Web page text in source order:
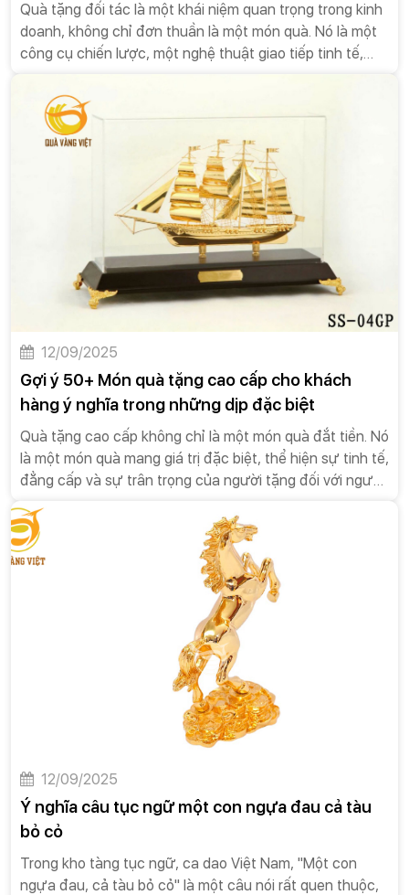
Quà tặng đối tác là một khái niệm quan trọng trong kinh
doanh, không chỉ đơn thuần là một món quà. Nó là một
công cụ chiến lược, một nghệ thuật giao tiếp tinh tế,
các mối quan hệ bền vững.Quà tặng đối tác không phải
là một hành động bắt buộc, nhưng nó mang lại nhiều giá
trị vượt trội, góp phần tạo nên sự thành công lâu dài
12/09/2025
Gợi ý 50+ Món quà tặng cao cấp cho khách
hàng ý nghĩa trong những dịp đặc biệt
Quà tặng cao cấp không chỉ là một món quà đắt tiền. Nó
là một món quà mang giá trị đặc biệt, thể hiện sự tinh tế,
đẳng cấp và sự trân trọng của người tặng đối với người
thành một phần không thể thiếu trong các mối quan hệ,
từ công việc đến đời sống cá nhân. Quà tặng không chỉ
là một hành động tri ân, mà còn là một phương thức
giao tiếp tinh tế, một công cụ để xây dựng và củng cố
các mối quan hệ. Trong số đó, quà tặng cao cấp đóng
một vai trò đặc biệt quan trọng. Nó không chỉ đơn thuần
là một món quà đắt tiền, mà còn là biểu tượng của sự
trân trọng, đẳng cấp và sự chu đáo. Một món quà cao
cấp, được lựa chọn kỹ lưỡng và trao đi đúng cách, có
thể mang lại những giá trị vượt xa mong đợi, tạo nên ấn
tượng sâu sắc và bền vững trong tâm trí người nhận.
12/09/2025
Ý nghĩa câu tục ngữ một con ngựa đau cả tàu
bỏ cỏ
Trong kho tàng tục ngữ, ca dao Việt Nam, "Một con
ngựa đau, cả tàu bỏ cỏ" là một câu nói rất quen thuộc,